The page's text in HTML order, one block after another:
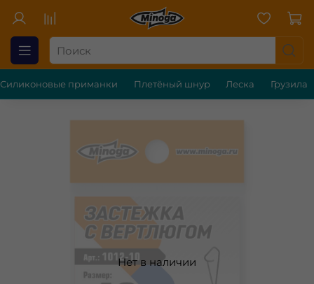
Силиконовые приманки Плетёный шнур Леска Грузила
Нет в наличии